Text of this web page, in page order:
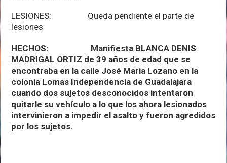
LESIONES: Queda pendiente el parte de
lesiones
HECHOS: Manifiesta BLANCA DENIS
MADRIGAL ORTIZ de 39 años de edad que se
encontraba en la calle José Maria Lozano en la
colonia Lomas Independencia de Guadalajara
cuando dos sujetos desconocidos intentaron
quitarle su vehículo a lo que los ahora lesionados
intervinieron a impedir el asalto y fueron agredidos
por los sujetos.